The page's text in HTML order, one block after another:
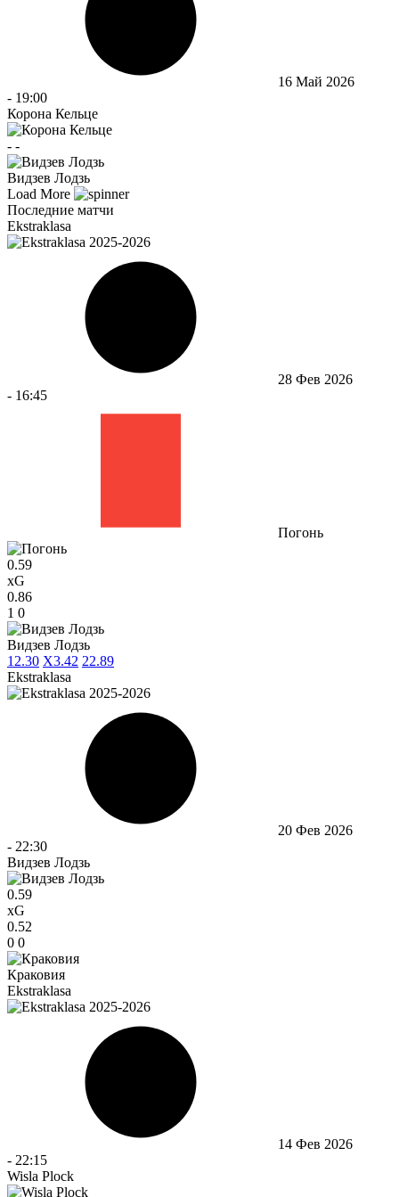
16 Май 2026
- 19:00
Корона Кельце
- -
Видзев Лодзь
Load More
Последние матчи
Ekstraklasa
28 Фев 2026
- 16:45
Погонь
0.59
xG
0.86
1 0
Видзев Лодзь
1 2.30 X3.42 22.89
Ekstraklasa
20 Фев 2026
- 22:30
Видзев Лодзь
0.59
xG
0.52
0 0
Краковия
Ekstraklasa
14 Фев 2026
- 22:15
Wisla Plock